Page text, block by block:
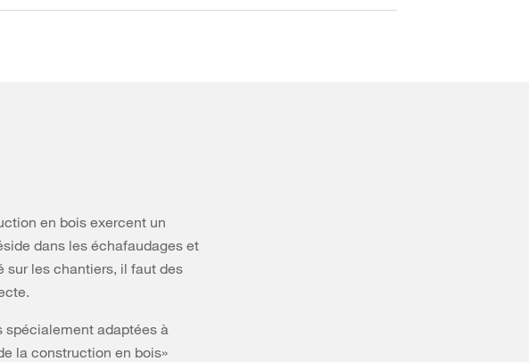
en bois exercent un
dans les échafaudages et
sur les chantiers, il faut des
spécialement adaptées à
la construction en bois»